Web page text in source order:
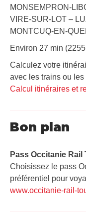
MONSEMPRON-
VIRE-SUR-LOT –
MONTCUQ-EN-
Environ 27 min
Calculez votre
avec les trains ou les
Calcul itinéraires et
Bon plan
Pass Occitanie Rail
Choisissez le pass
préférentiel pour
www.occitanie-rail-